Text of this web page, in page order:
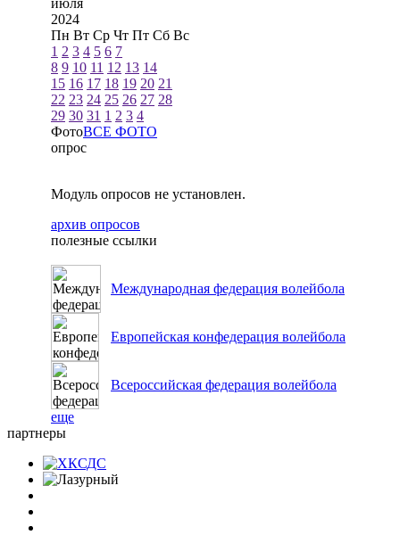
июля
2024
Пн Вт Ср Чт Пт Сб Вс
1 2 3 4 5 6 7
8 9 10 11 12 13 14
15 16 17 18 19 20 21
22 23 24 25 26 27 28
29 30 31 1 2 3 4
ФотоВСЕ ФОТО
опрос
Модуль опросов не установлен.
архив опросов
полезные ссылки
Международная федерация волейбола
Европейская конфедерация волейбола
Всероссийская федерация волейбола
еще
партнеры